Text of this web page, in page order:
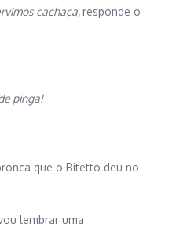
cachaça,responde o
pinga!
que o Bitetto deu no
lembrar uma